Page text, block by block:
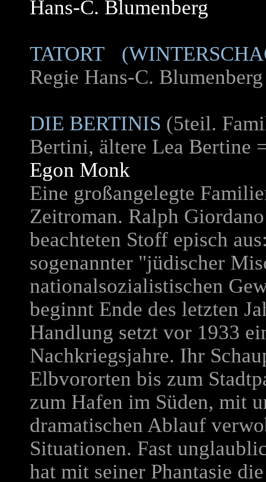
Hans-C. Blumenberg
TATORT
Regie Hans-C. Blumenberg
DIE BERTINIS (5teil.
Bertini, ältere Lea Bertine
Egon Monk
Eine großangelegte
Zeitroman. Ralph
beachteten Stoff episch
sogenannter "jüdischer
nationalsozialistischen
beginnt Ende des letzten
Handlung setzt vor 1933
Nachkriegsjahre. Ihr
Elbvororten bis zum
zum Hafen im Süden, mit
dramatischen Ablauf
Situationen. Fast
hat mit seiner Phantasie